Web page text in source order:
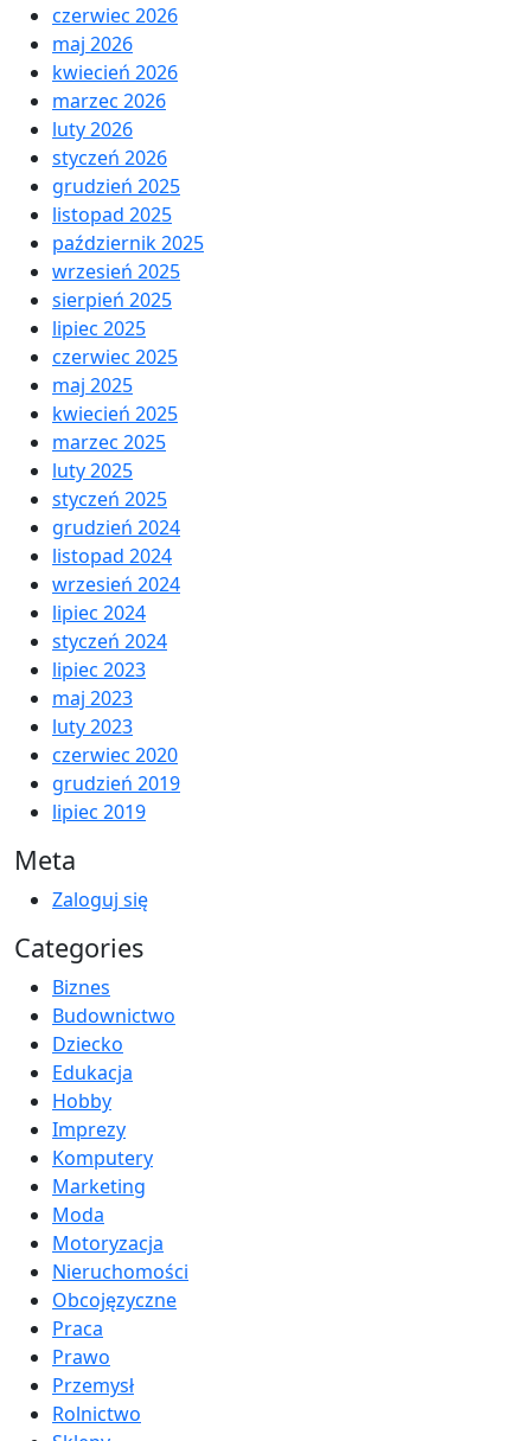
czerwiec 2026
maj 2026
kwiecień 2026
marzec 2026
luty 2026
styczeń 2026
grudzień 2025
listopad 2025
październik 2025
wrzesień 2025
sierpień 2025
lipiec 2025
czerwiec 2025
maj 2025
kwiecień 2025
marzec 2025
luty 2025
styczeń 2025
grudzień 2024
listopad 2024
wrzesień 2024
lipiec 2024
styczeń 2024
lipiec 2023
maj 2023
luty 2023
czerwiec 2020
grudzień 2019
lipiec 2019
Meta
Zaloguj się
Categories
Biznes
Budownictwo
Dziecko
Edukacja
Hobby
Imprezy
Komputery
Marketing
Moda
Motoryzacja
Nieruchomości
Obcojęzyczne
Praca
Prawo
Przemysł
Rolnictwo